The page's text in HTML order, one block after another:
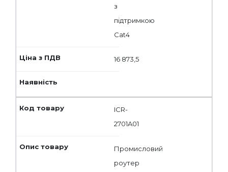
з
підтримкою
Cat4
16 873,5
ICR-
2701A01
Промисловий
роутер